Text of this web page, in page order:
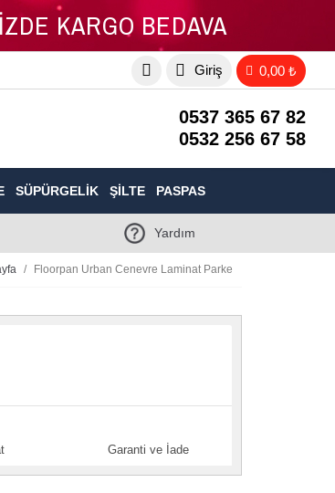
KARGO BEDAVA
Giriş 0,00 ₺
0537 365 67 82
0532 256 67 58
SÜPÜRGELIK ŞILTE PASPAS
Yardım
Floorpan Urban Cenevre Laminat Parke
Garanti ve İade